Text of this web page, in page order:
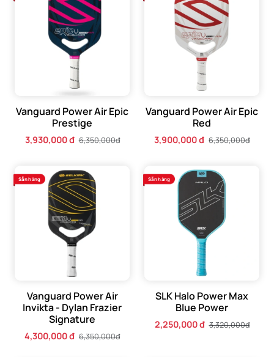
Vanguard Power Air Epic
Prestige
3,930,000 đ 6,350,000đ
Vanguard Power Air Epic
Red
3,900,000 đ 6,350,000đ
Sẵn hàng
Vanguard Power Air
Invikta - Dylan Frazier
Signature
4,300,000 đ 6,350,000đ
Sẵn hàng
SLK Halo Power Max
Blue Power
2,250,000 đ 3,320,000đ